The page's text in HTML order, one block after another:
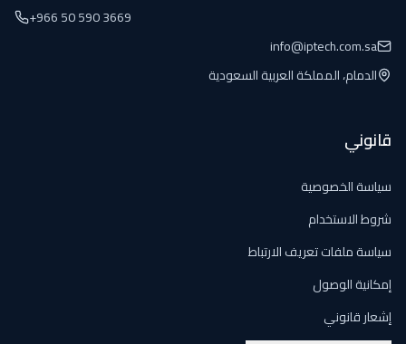
+966 50 590 3669
info@iptech.com.sa
الدمام، المملكة العربية السعودية
قانوني
سياسة الخصوصية
شروط الاستخدام
سياسة ملفات تعريف الارتباط
إمكانية الوصول
إشعار قانوني